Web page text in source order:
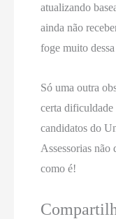
atualizando
ainda não
foge muito
Só uma outra
certa dificuldade
candidatos do
Assessorias
como é!